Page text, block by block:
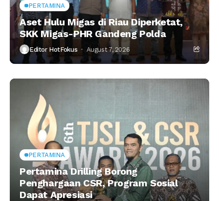
PERTAMINA
Aset Hulu Migas di Riau Diperketat,
SKK Migas-PHR Gandeng Polda
Editor HotFokus August 7, 2026
PERTAMINA
Pertamina Drilling Borong
Penghargaan CSR, Program Sosial
Dapat Apresiasi